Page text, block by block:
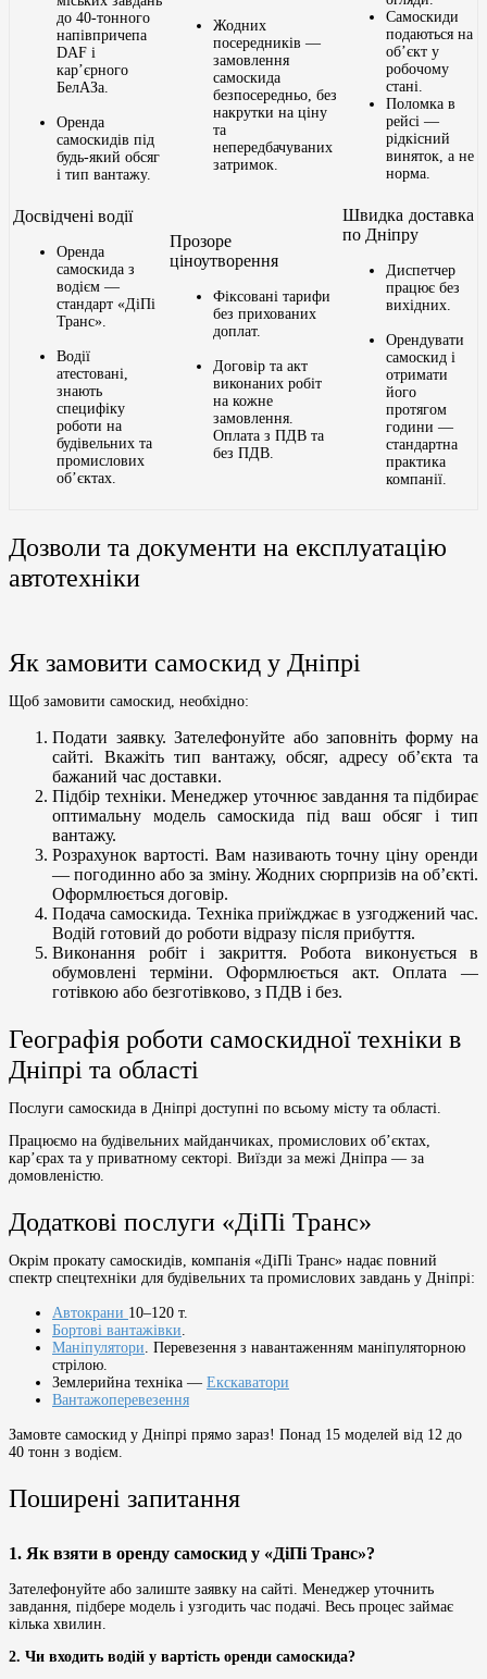
до 40-тонного
напівпричепа
DAF і
кар’єрного
БелАЗа.
Оренда
самоскидів під
будь-який обсяг
і тип вантажу.
Жодних
посередників —
замовлення
самоскида
безпосередньо, без
накрутки на ціну
та
непередбачуваних
затримок.
Самоскиди
подаються на
об’єкт у
робочому
стані.
Поломка в
рейсі —
рідкісний
виняток, а не
норма.
Досвідчені водії
Оренда
самоскида з
водієм —
стандарт «ДіПі
Транс».
Водії
атестовані,
знають
специфіку
роботи на
будівельних та
промислових
об’єктах.
Прозоре
ціноутворення
Фіксовані тарифи
без прихованих
доплат.
Договір та акт
виконаних робіт
на кожне
замовлення.
Оплата з ПДВ та
без ПДВ.
Швидка доставка
по Дніпру
Диспетчер
працює без
вихідних.
Орендувати
самоскид і
отримати
його
протягом
години —
стандартна
практика
компанії.
Дозволи та документи на експлуатацію
автотехніки
Як замовити самоскид у Дніпрі
Щоб замовити самоскид, необхідно:
Подати заявку. Зателефонуйте або заповніть форму на
сайті. Вкажіть тип вантажу, обсяг, адресу об’єкта та
бажаний час доставки.
Підбір техніки. Менеджер уточнює завдання та підбирає
оптимальну модель самоскида під ваш обсяг і тип
вантажу.
Розрахунок вартості. Вам називають точну ціну оренди
— погодинно або за зміну. Жодних сюрпризів на об’єкті.
Оформлюється договір.
Подача самоскида. Техніка приїжджає в узгоджений час.
Водій готовий до роботи відразу після прибуття.
Виконання робіт і закриття. Робота виконується в
обумовлені терміни. Оформлюється акт. Оплата —
готівкою або безготівково, з ПДВ і без.
Географія роботи самоскидної техніки в
Дніпрі та області
Послуги самоскида в Дніпрі доступні по всьому місту та області.
Працюємо на будівельних майданчиках, промислових об’єктах,
кар’єрах та у приватному секторі. Виїзди за межі Дніпра — за
домовленістю.
Додаткові послуги «ДіПі Транс»
Окрім прокату самоскидів, компанія «ДіПі Транс» надає повний
спектр спецтехніки для будівельних та промислових завдань у Дніпрі:
Автокрани 10–120 т.
Бортові вантажівки
Маніпулятори . Перевезення з навантаженням маніпуляторною
стрілою.
Землерийна техніка — Екскаватори
Вантажоперевезення
Замовте самоскид у Дніпрі прямо зараз! Понад 15 моделей від 12 до
40 тонн з водієм.
Поширені запитання
1. Як взяти в оренду самоскид у «ДіПі Транс»?
Зателефонуйте або залиште заявку на сайті. Менеджер уточнить
завдання, підбере модель і узгодить час подачі. Весь процес займає
кілька хвилин.
2. Чи входить водій у вартість оренди самоскида?